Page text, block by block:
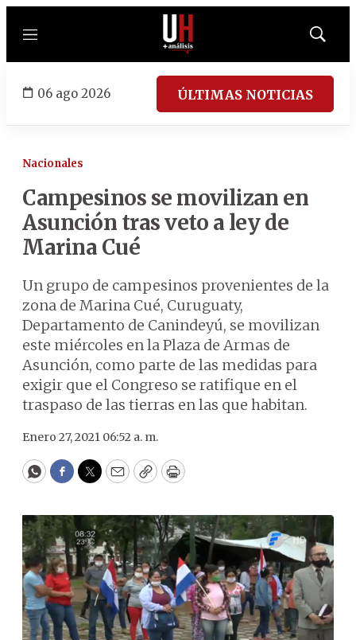
Menú
Mostrar
06 ago 2026 ÚLTIMAS NOTICIAS
Nacionales
Campesinos se movilizan en
Asunción tras veto a ley de
Marina Cué
Un grupo de campesinos provenientes de la
zona de Marina Cué, Curuguaty,
Departamento de Canindeyú, se movilizan
este miércoles en la Plaza de Armas de
Asunción, como parte de las medidas para
exigir que el Congreso se ratifique en el
traspaso de las tierras en las que habitan.
Enero 27, 2021 06:52 a. m.
WhatsApp
Facebook
Twitter
EmailCopyPrint